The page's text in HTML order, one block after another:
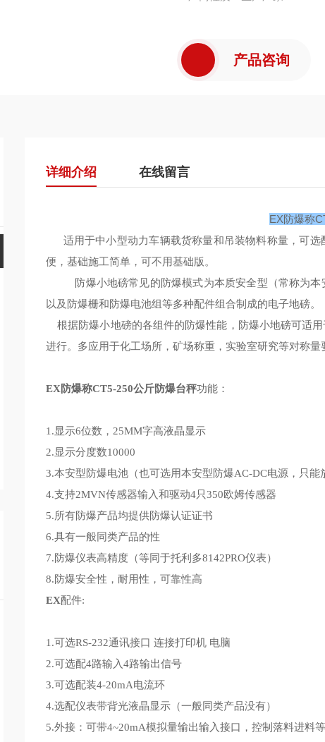
产品咨询
详细介绍 在线留言
EX防爆称
适用于中小型动力车辆载货称量和吊装物料称量，可
便，基础施工简单，可不用基础版。
防爆小地磅常见的防爆模式为本质安全型（常称为
以及防爆栅和防爆电池组等多种配件组合制成的电子地磅。
根据防爆小地磅的各组件的防爆性能，防爆小地磅可适用
进行。多应用于化工场所，矿场称重，实验室研究等对称量
EX防爆称CT5-250公斤防爆台秤功能：
1.显示6位数，25MM字高液晶显示
2.显示分度数10000
3.本安型防爆电池（也可选用本安型防爆AC-DC电源，只能
4.支持2MVN传感器输入和驱动4只350欧姆传感器
5.所有防爆产品均提供防爆认证证书
6.具有一般同类产品的性
7.防爆仪表高精度（等同于托利多8142PRO仪表）
8.防爆安全性，耐用性，可靠性高
EX配件:
1.可选RS-232通讯接口 连接打印机 电脑
2.可选配4路输入4路输出信号
3.可选配装4-20mA电流环
4.选配仪表带背光液晶显示（一般同类产品没有）
5.外接：可带4~20mA模拟量输出输入接口，控制落料进料